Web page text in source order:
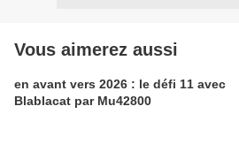
Vous aimerez aussi
en avant vers 2026 : le défi 11 avec
Blablacat par Mu42800